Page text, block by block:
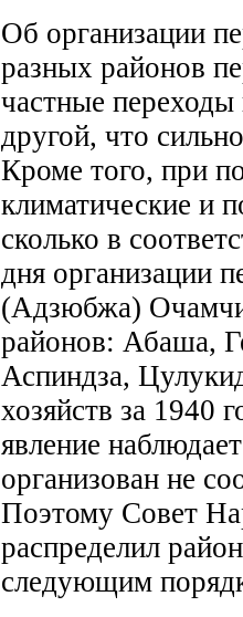
Об организации
разных районов
частные переходы
другой, что
Кроме того, при
климатические и
сколько в
дня организации
(Адзюбжа)
районов: Абаша,
Аспиндза,
хозяйств за 1940
явление
организован не
Поэтому Совет
распределил
следующим